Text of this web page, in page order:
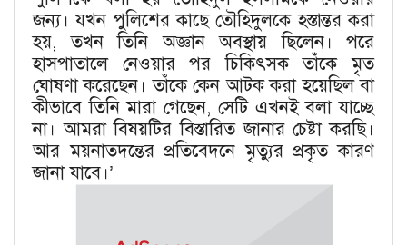
জন্য। যখন পুলিশের কাছে তৌহিদুলকে হস্তান্তর করা
হয়, তখন তিনি অজ্ঞান অবস্থায় ছিলেন। পরে
হাসপাতালে নেওয়ার পর চিকিৎসক তাঁকে মৃত
ঘোষণা করেছেন। তাঁকে কেন আটক করা হয়েছিল বা
কীভাবে তিনি মারা গেছেন, সেটি এখনই বলা যাচ্ছে
না। আমরা বিষয়টির বিস্তারিত জানার চেষ্টা করছি।
আর ময়নাতদন্তের প্রতিবেদনে মৃত্যুর প্রকৃত কারণ
জানা যাবে।’